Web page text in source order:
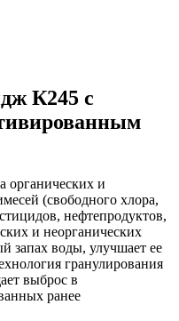
К245 с
органических и
(свободного хлора,
нефтепродуктов,
и неорганических
запах воды, улучшает ее
гранулирования
выброс в
ранее